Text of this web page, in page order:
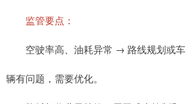
监管要点：
空驶率高、油耗异常 → 路线规划或车
辆有问题，需要优化。